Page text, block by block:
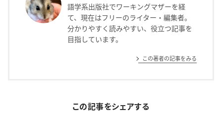
語学系出版社でワーキングマザーを経
て、現在はフリーのライター・編集者。
分かりやすく読みやすい、役立つ記事を
目指しています。
この著者の記事をみる
この記事をシェアする